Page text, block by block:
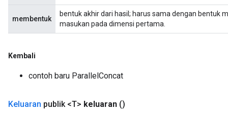
membentuk
bentuk akhir dari hasil; harus sama dengan bentuk
masukan pada dimensi pertama.
Kembali
contoh baru ParallelConcat
Keluaran publik <T> keluaran ()